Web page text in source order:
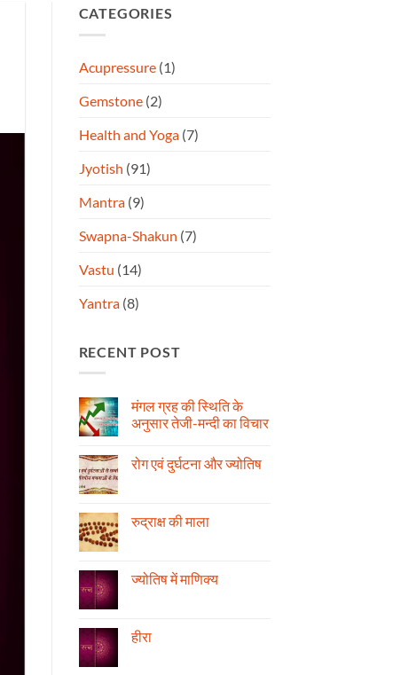
CATEGORIES
Acupressure(1)
Gemstone(2)
Health and Yoga(7)
Jyotish (91)
Mantra(9)
Swapna-Shakun (7)
Vastu (14)
Yantra(8)
RECENT POST
मंगल ग्रह की स्थिति के
अनुसार तेजी-मन्दी का विचार
on
के
अनुसार
विचार
रोग एवं दुर्घटना और ज्योतिष
रोग
एवं
रुद्राक्ष की माला
रुद्राक्ष
की
ज्योतिष में माणिक्य
ज्योतिष
में
हीरा